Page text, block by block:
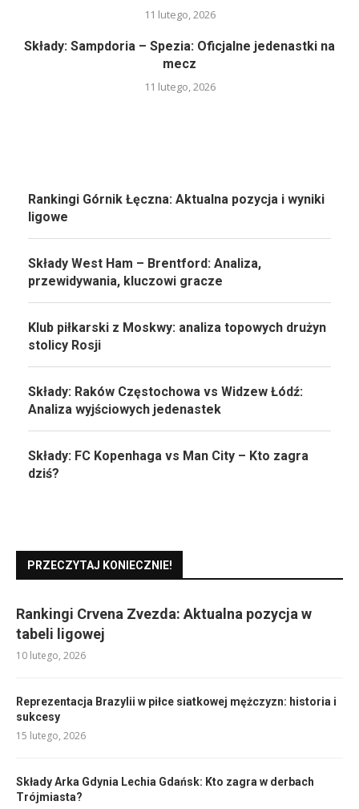
11 lutego, 2026
Składy: Sampdoria – Spezia: Oficjalne jedenastki na
mecz
11 lutego, 2026
Rankingi Górnik Łęczna: Aktualna pozycja i wyniki
ligowe
Składy West Ham – Brentford: Analiza,
przewidywania, kluczowi gracze
Klub piłkarski z Moskwy: analiza topowych drużyn
stolicy Rosji
Składy: Raków Częstochowa vs Widzew Łódź:
Analiza wyjściowych jedenastek
Składy: FC Kopenhaga vs Man City – Kto zagra
dziś?
PRZECZYTAJ KONIECZNIE!
Rankingi Crvena Zvezda: Aktualna pozycja w
tabeli ligowej
10 lutego, 2026
Reprezentacja Brazylii w piłce siatkowej mężczyzn: historia i
sukcesy
15 lutego, 2026
Składy Arka Gdynia Lechia Gdańsk: Kto zagra w derbach
Trójmiasta?